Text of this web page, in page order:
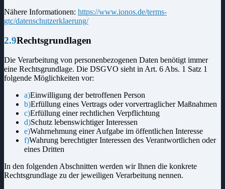
Nähere Informationen: https://www.ionos.de/terms-
gtc/datenschutzerklaerung/
2.9Rechtsgrundlagen
Die Verarbeitung von personenbezogenen Daten benötigt immer
eine Rechtsgrundlage. Die DSGVO sieht in Art. 6 Abs. 1 Satz 1
folgende Möglichkeiten vor:
a)Einwilligung der betroffenen Person
b)Erfüllung eines Vertrags oder vorvertraglicher Maßnahmen
c)Erfüllung einer rechtlichen Verpflichtung
d)Schutz lebenswichtiger Interessen
e)Wahrnehmung einer Aufgabe im öffentlichen Interesse
f)Wahrung berechtigter Interessen des Verantwortlichen oder
eines Dritten
In den folgenden Abschnitten werden wir Ihnen die konkrete
Rechtsgrundlage zu der jeweiligen Verarbeitung nennen.